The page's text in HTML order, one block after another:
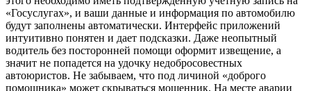
«Госуслугах», и ваши данные и информация по автомобилю
будут заполнены автоматически. Интерфейс приложений
интуитивно понятен и дает подсказки. Даже неопытный
водитель без посторонней помощи оформит извещение, а
значит не попадется на удочку недобросовестных
автоюристов. Не забываем, что под личиной «доброго
помощника» может скрываться мошенник. На месте аварии